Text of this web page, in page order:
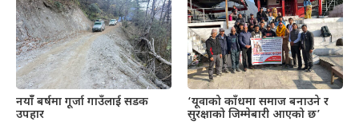
नयाँँ बर्षमा गूर्जा गाउँलाई सडक
उपहार
‘यूवाको काँधमा समाज बनाउने र
सुरक्षाको जिम्मेबारी आएको छ’